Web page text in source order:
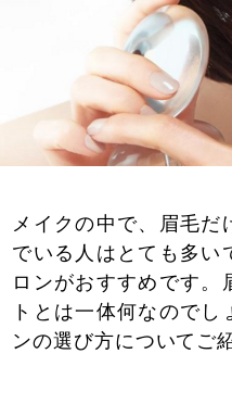
メイクの中で、眉毛だ
でいる人はとても多い
ロンがおすすめです。
トとは一体何なので
ンの選び方についてご